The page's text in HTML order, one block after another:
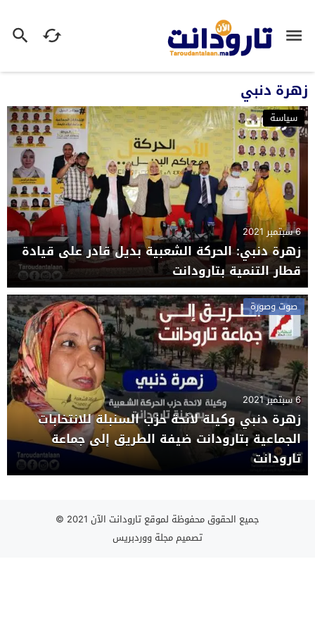
زهرة دنبي
سياسة
6 سبتمبر 2021
زهرة دنبي: الحركة الشعبية بديل قادر على قيادة
قطار التنمية بتارودانت
صوت وصورة
6 سبتمبر 2021
زهرة دنبي وكيلة لائحة حزب السنبلة للانتخابات
الجماعية بتارودانت ضيفة الطريق إلى جماعة
تارودانت
جميع الحقوق محفوظة لموقع تارودانت الآن 2021 ©
تصميممجلة ووردبريس